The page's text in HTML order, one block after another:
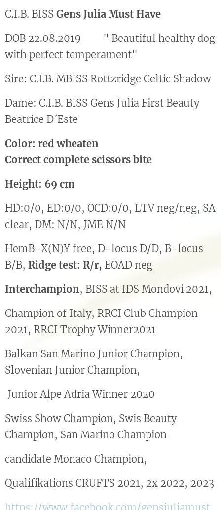
C.I.B. BISS Gens Julia Must Have
DOB 22.08.2019 " Beautiful healthy dog
with perfect temperament"
Sire: C.I.B. MBISS Rottzridge Celtic Shadow
Dame: C.I.B. BISS Gens Julia First Beauty
Beatrice D´Este
Color: red wheaten
Correct complete scissors bite
Height: 69 cm
HD:0/0, ED:0/0, OCD:0/0, LTV neg/neg, SA
clear, DM: N/N, JME N/N
HemB-X(N)Y free, D-locus D/D, B-locus
B/B, Ridge test: R/r, EOAD neg
Interchampion, BISS at IDS Mondovi 2021,
Champion of Italy, RRCI Club Champion
2021, RRCI Trophy Winner2021
Balkan San Marino Junior Champion,
Slovenian Junior Champion,
Junior Alpe Adria Winner 2020
Swiss Show Champion, Swis Beauty
Champion, San Marino Champion
candidate Monaco Champion,
Qualifikations CRUFTS 2021, 2x 2022, 2023
https://www.facebook.com/gensjuliamust